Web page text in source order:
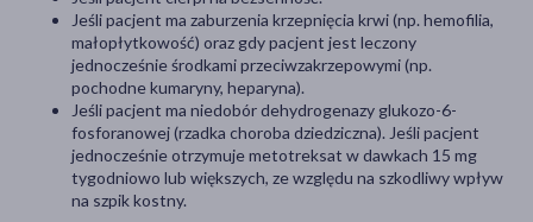
Jeśli pacjent ma zaburzenia krzepnięcia krwi (np. hemofilia,
małopłytkowość) oraz gdy pacjent jest leczony
jednocześnie środkami przeciwzakrzepowymi (np.
pochodne kumaryny, heparyna).
Jeśli pacjent ma niedobór dehydrogenazy glukozo-6-
fosforanowej (rzadka choroba dziedziczna). Jeśli pacjent
jednocześnie otrzymuje metotreksat w dawkach 15 mg
tygodniowo lub większych, ze względu na szkodliwy wpływ
na szpik kostny.